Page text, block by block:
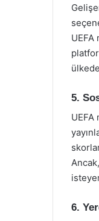
UEFA
5.
UEFA
6.